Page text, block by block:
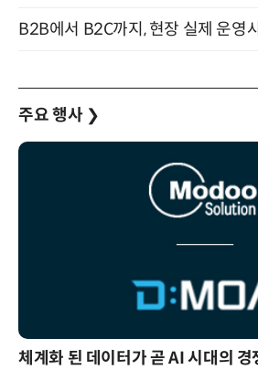
주요 행사 ❯
체계화 된 데이터가 곧 AI 시대의 경